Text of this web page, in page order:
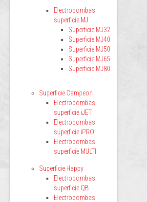
Electrobombas
superficie MJ
Superficie MJ32
Superficie MJ40
Superficie MJ50
Superficie MJ65
Superficie MJ80
Superficie Campeon
Electrobombas
superficie iJET
Electrobombas
superficie iPRO
Electrobombas
superficie MULTI
Superficie Happy
Electrobombas
superficie QB
Electrobombas